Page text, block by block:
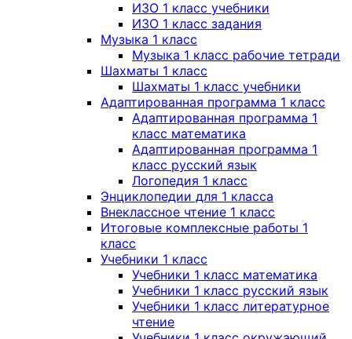
ИЗО 1 класс учебники
ИЗО 1 класс задания
Музыка 1 класс
Музыка 1 класс рабочие тетради
Шахматы 1 класс
Шахматы 1 класс учебники
Адаптированная программа 1 класс
Адаптированная программа 1
класс математика
Адаптированная программа 1
класс русский язык
Логопедия 1 класс
Энциклопедии для 1 класса
Внеклассное чтение 1 класс
Итоговые комплексные работы 1
класс
Учебники 1 класс
Учебники 1 класс математика
Учебники 1 класс русский язык
Учебники 1 класс литературное
чтение